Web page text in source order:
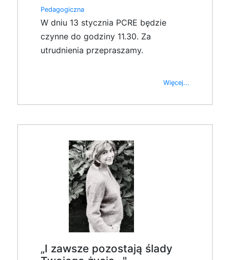
Pedagogiczna
W dniu 13 stycznia PCRE będzie
czynne do godziny 11.30. Za
utrudnienia przepraszamy.
Więcej...
„I zawsze pozostają ślady